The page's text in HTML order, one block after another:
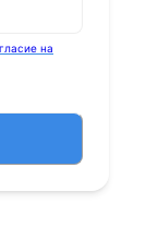
на